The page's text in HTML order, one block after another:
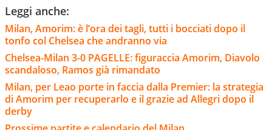
Leggi anche:
Milan, Amorim: è l’ora dei tagli, tutti i bocciati dopo il
tonfo col Chelsea che andranno via
Chelsea-Milan 3-0 PAGELLE: figuraccia Amorim, Diavolo
scandaloso, Ramos già rimandato
Milan, per Leao porte in faccia dalla Premier: la strategia
di Amorim per recuperarlo e il grazie ad Allegri dopo il
derby